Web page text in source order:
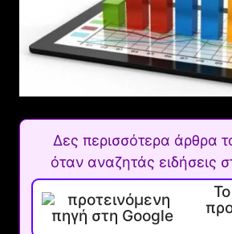
Δες περισσότερα άρθρα
όταν αναζητάς ειδήσεις